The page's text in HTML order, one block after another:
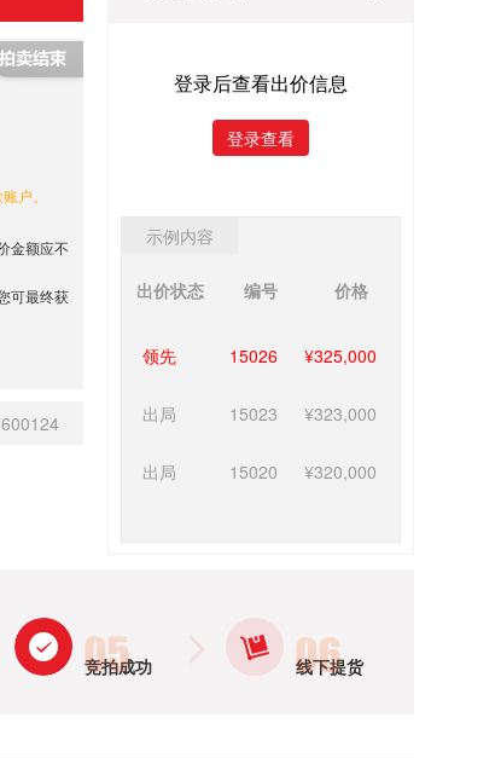
户。
金额应不
可最终获
登录后查看出价信息
登录查看
示例内容
出价状态 编号 价格
领先 15026 ¥325,000
出局 15023 ¥323,000
出局 15020 ¥320,000
竞拍成功 线下提货